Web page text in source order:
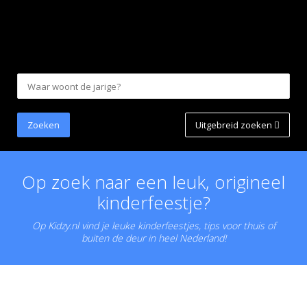
Uitgebreid zoeken
Op zoek naar een leuk, origineel
kinderfeestje?
Op Kidzy.nl vind je leuke kinderfeestjes, tips voor thuis of
buiten de deur in heel Nederland!